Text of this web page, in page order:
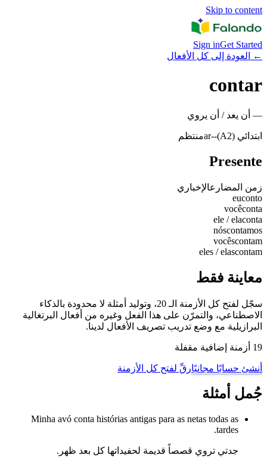
Skip to content
Sign inGet Started
←
العودة إلى كل الأفعال
contar
— أن يعد / أن يروي
ابتدائي (A2) -
-ar منتظم
Presente
زمن المضارعالإخباري
euconto
vocêconta
ele / elaconta
nóscontamos
vocêscontam
eles / elascontam
معاينة فقط
سجّل لفتح كل الأزمنة الـ 20، وتوليد أمثلة لا محدودة بالذكاء
الاصطناعي، والتمرّن على هذا الفعل وغيره من أفعال البرتغالية
البرازيلية مع وضع تدريب تصريف الأفعال لدينا.
19 أزمنة إضافية مقفلة
أنشئ حسابًا مجانيًارقِّ لفتح كل الأزمنة
جُمل أمثلة
Minha avó conta histórias antigas para as netas todas as
tardes.
جدتي تروي قصصاً قديمة لحفيداتها كل بعد ظهر.